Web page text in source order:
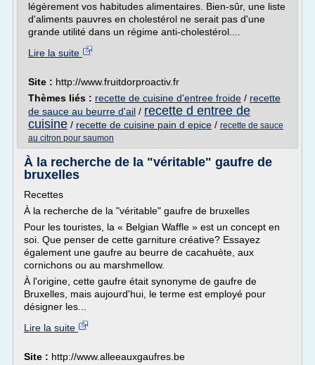
légèrement vos habitudes alimentaires. Bien-sûr, une liste
d'aliments pauvres en cholestérol ne serait pas d'une
grande utilité dans un régime anti-cholestérol....
Lire la suite
Site : http://www.fruitdorproactiv.fr
Thèmes liés : recette de cuisine d'entree froide / recette
de sauce au beurre d'ail / recette d entree de
cuisine / recette de cuisine pain d epice / recette de sauce
au citron pour saumon
À la recherche de la "véritable" gaufre de
bruxelles
Recettes
À la recherche de la "véritable" gaufre de bruxelles
Pour les touristes, la « Belgian Waffle » est un concept en
soi. Que penser de cette garniture créative? Essayez
également une gaufre au beurre de cacahuète, aux
cornichons ou au marshmellow.
À l'origine, cette gaufre était synonyme de gaufre de
Bruxelles, mais aujourd'hui, le terme est employé pour
désigner les...
Lire la suite
Site : http://www.alleeauxgaufres.be